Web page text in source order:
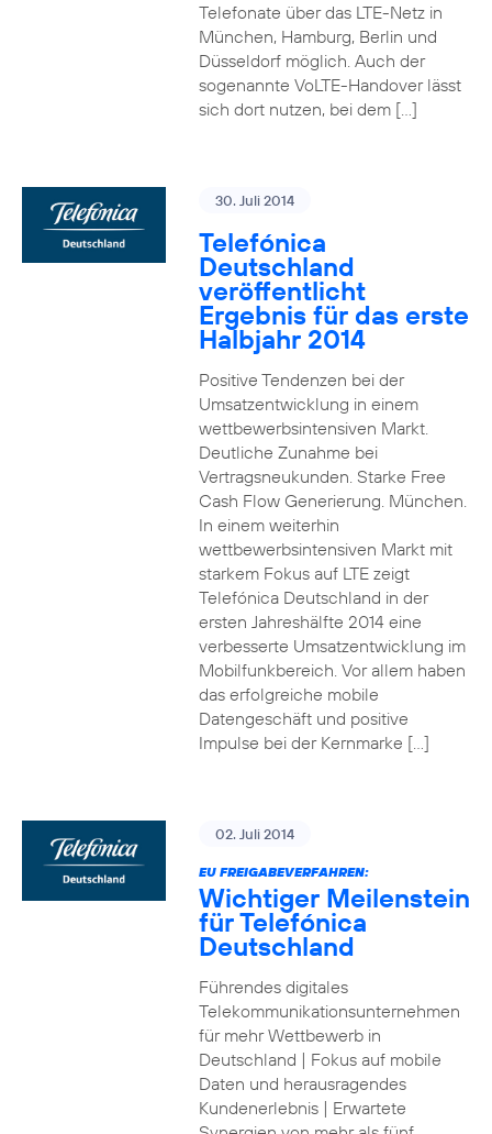
Telefonate über das LTE-Netz in
München, Hamburg, Berlin und
Düsseldorf möglich. Auch der
sogenannte VoLTE-Handover lässt
sich dort nutzen, bei dem […]
30. Juli 2014
Telefónica
Deutschland
veröffentlicht
Ergebnis für das erste
Halbjahr 2014
Positive Tendenzen bei der
Umsatzentwicklung in einem
wettbewerbsintensiven Markt.
Deutliche Zunahme bei
Vertragsneukunden. Starke Free
Cash Flow Generierung. München.
In einem weiterhin
wettbewerbsintensiven Markt mit
starkem Fokus auf LTE zeigt
Telefónica Deutschland in der
ersten Jahreshälfte 2014 eine
verbesserte Umsatzentwicklung im
Mobilfunkbereich. Vor allem haben
das erfolgreiche mobile
Datengeschäft und positive
Impulse bei der Kernmarke […]
02. Juli 2014
EU FREIGABEVERFAHREN:
Wichtiger Meilenstein
für Telefónica
Deutschland
Führendes digitales
Telekommunikationsunternehmen
für mehr Wettbewerb in
Deutschland | Fokus auf mobile
Daten und herausragendes
Kundenerlebnis | Erwartete